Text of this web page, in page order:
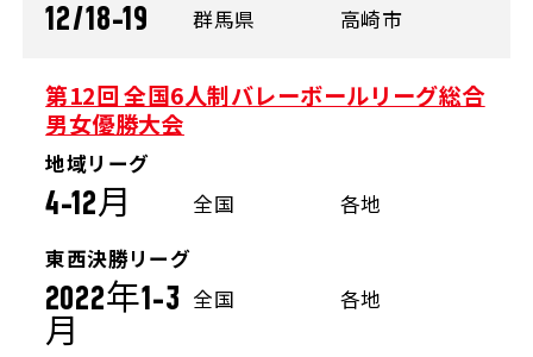
12/18-19 群馬県 高崎市
第12回 全国6人制バレーボールリーグ総合
男女優勝大会
地域リーグ
4-12月 全国
各地
東西決勝リーグ
2022年1-3
月
全国 各地